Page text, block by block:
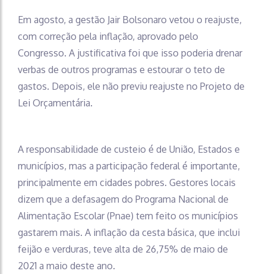
Em agosto, a gestão Jair Bolsonaro vetou o reajuste,
com correção pela inflação, aprovado pelo
Congresso. A justificativa foi que isso poderia drenar
verbas de outros programas e estourar o teto de
gastos. Depois, ele não previu reajuste no Projeto de
Lei Orçamentária.
A responsabilidade de custeio é de União, Estados e
municípios, mas a participação federal é importante,
principalmente em cidades pobres. Gestores locais
dizem que a defasagem do Programa Nacional de
Alimentação Escolar (Pnae) tem feito os municípios
gastarem mais. A inflação da cesta básica, que inclui
feijão e verduras, teve alta de 26,75% de maio de
2021 a maio deste ano.